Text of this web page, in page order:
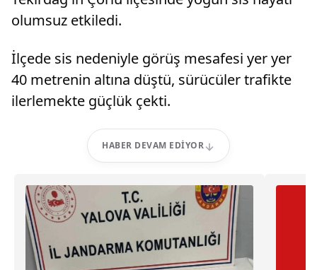
olumsuz etkiledi.
İlçede sis nedeniyle görüş mesafesi yer yer
40 metrenin altına düştü, sürücüler trafikte
ilerlemekte güçlük çekti.
HABER DEVAM EDIYOR